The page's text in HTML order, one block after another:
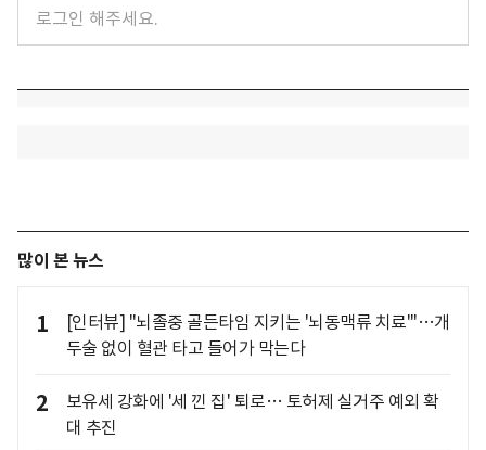
많이 본 뉴스
1
[인터뷰] "뇌졸중 골든타임 지키는 '뇌동맥류 치료'"…개
두술 없이 혈관 타고 들어가 막는다
2
보유세 강화에 '세 낀 집' 퇴로… 토허제 실거주 예외 확
대 추진